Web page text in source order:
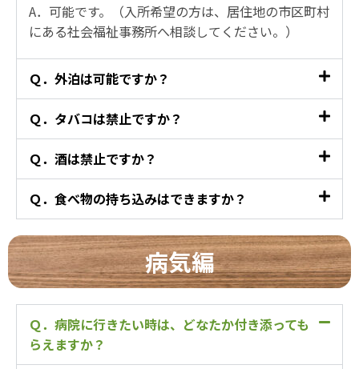
A．可能です。（入所希望の方は、居住地の市区町村
にある社会福祉事務所へ相談してください。）​
Ｑ．外泊は可能ですか？
Ｑ．タバコは禁止ですか？
Ｑ．酒は禁止ですか？
Ｑ．食べ物の持ち込みはできますか？
病気編
Ｑ．病院に行きたい時は、どなたか付き添っても
らえますか？